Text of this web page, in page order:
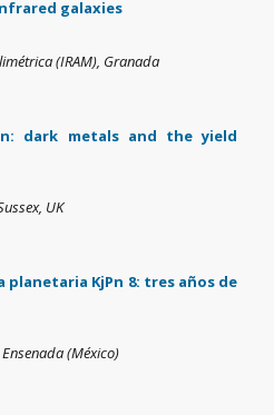
galaxies
(IRAM), Granada
dark metals and the yield
UK
KjPn 8: tres años de
(México)